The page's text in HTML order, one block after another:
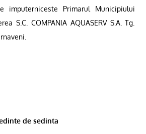
imputerniceste Primarul Municipiului
S.C. COMPANIA AQUASERV S.A. Tg.
de sedinta